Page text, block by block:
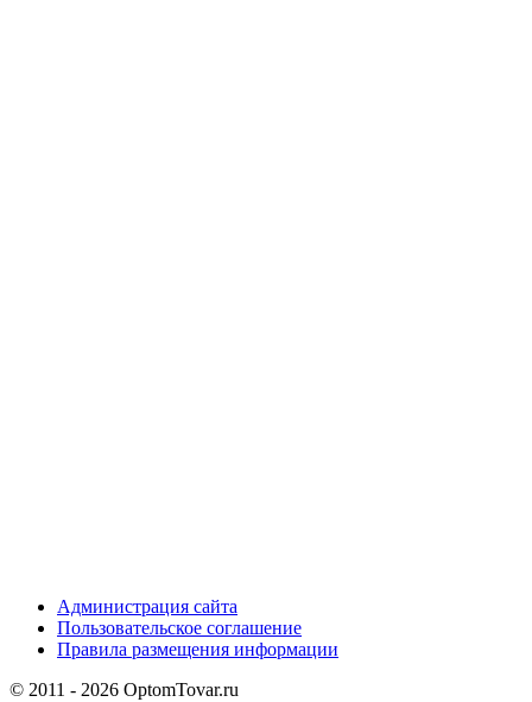
Администрация сайта
Пользовательское соглашение
Правила размещения информации
© 2011 - 2026 OptomTovar.ru